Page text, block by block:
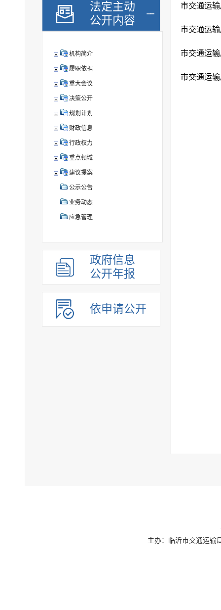
法定主动
公开内容
机构简介
履职依据
重大会议
决策公开
规划计划
财政信息
行政权力
重点领域
建议提案
公示公告
业务动态
应急管理
政府信息
公开年报
依申请公开
市交通运
市交通运
市交通运
市交通运
主办：临沂市交通运输